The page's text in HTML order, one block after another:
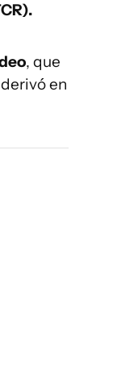
, que
en